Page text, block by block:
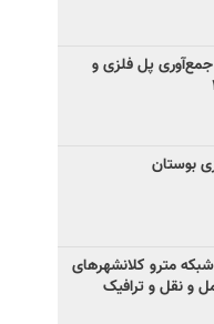
پل فلزی و
بوستان
از شبکه مترو کلانشهرهای
و نقل و ترافیک